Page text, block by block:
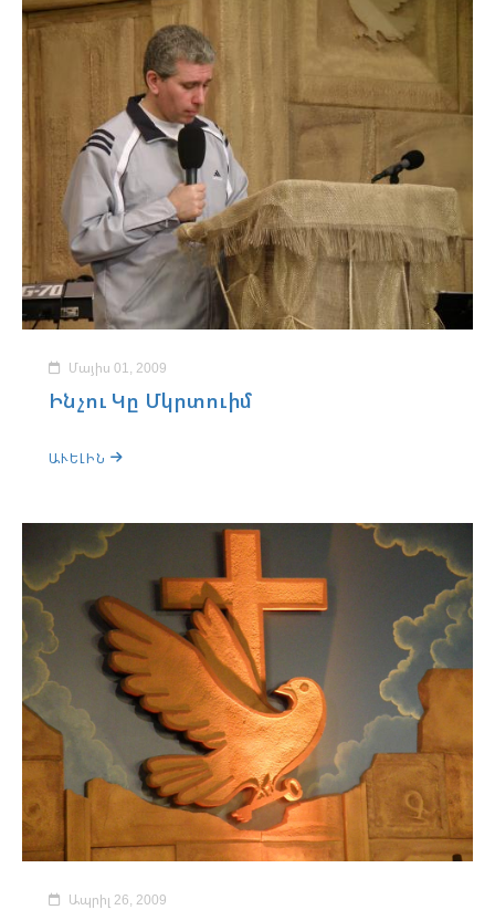
Մայիս 01, 2009
Ինչու Կը Մկրտուիմ
ԱՒԵԼԻՆ
Ապրիլ 26, 2009